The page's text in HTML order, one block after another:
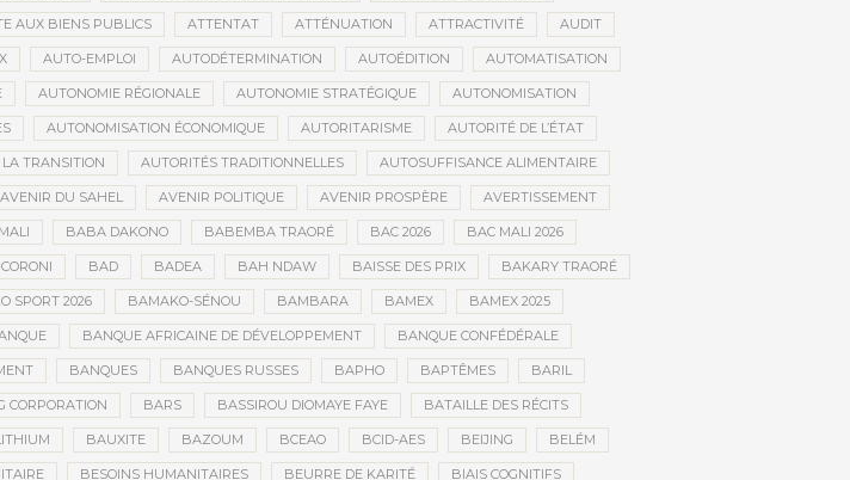
AUX BIENS PUBLICS ATTENTAT ATTÉNUATION ATTRACTIVITÉ AUDIT
AUTO-EMPLOI AUTODÉTERMINATION AUTOÉDITION AUTOMATISATION
AUTONOMIE RÉGIONALE AUTONOMIE STRATÉGIQUE AUTONOMISATION
AUTONOMISATION ÉCONOMIQUE AUTORITARISME AUTORITÉ DE L’ÉTAT
TRANSITION AUTORITÉS TRADITIONNELLES AUTOSUFFISANCE ALIMENTAIRE
AVENIR DU SAHEL AVENIR POLITIQUE AVENIR PROSPÈRE AVERTISSEMENT
BABA DAKONO BABEMBA TRAORÉ BAC 2026 BAC MALI 2026
BAD BADEA BAH NDAW BAISSE DES PRIX BAKARY TRAORÉ
SPORT 2026 BAMAKO-SÉNOU BAMBARA BAMEX BAMEX 2025
BANQUE AFRICAINE DE DÉVELOPPEMENT BANQUE CONFÉDÉRALE
BANQUES BANQUES RUSSES BAPHO BAPTÊMES BARIL
CORPORATION BARS BASSIROU DIOMAYE FAYE BATAILLE DES RÉCITS
BAUXITE BAZOUM BCEAO BCID-AES BEIJING BELÉM
BESOINS HUMANITAIRES BEURRE DE KARITÉ BIAIS COGNITIFS